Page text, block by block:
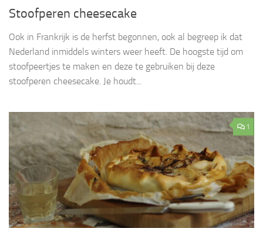
Stoofperen cheesecake
Ook in Frankrijk is de herfst begonnen, ook al begreep ik dat
Nederland inmiddels winters weer heeft. De hoogste tijd om
stoofpeertjes te maken en deze te gebruiken bij deze
stoofperen cheesecake. Je houdt...
1